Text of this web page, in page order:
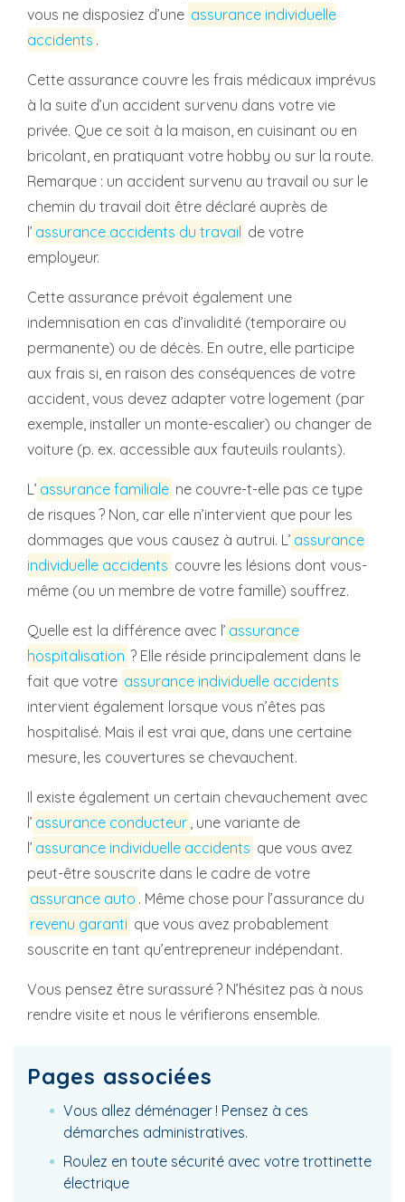
vous ne disposiez d’une assurance individuelle
accidents .
Cette assurance couvre les frais médicaux imprévus
à la suite d’un accident survenu dans votre vie
privée. Que ce soit à la maison, en cuisinant ou en
bricolant, en pratiquant votre hobby ou sur la route.
Remarque : un accident survenu au travail ou sur le
chemin du travail doit être déclaré auprès de
l’ assurance accidents du travail de votre
employeur.
Cette assurance prévoit également une
indemnisation en cas d’invalidité (temporaire ou
permanente) ou de décès. En outre, elle participe
aux frais si, en raison des conséquences de votre
accident, vous devez adapter votre logement (par
exemple, installer un monte-escalier) ou changer de
voiture (p. ex. accessible aux fauteuils roulants).
L’ assurance familiale ne couvre-t-elle pas ce type
de risques ? Non, car elle n’intervient que pour les
dommages que vous causez à autrui. L’ assurance
individuelle accidents couvre les lésions dont vous-
même (ou un membre de votre famille) souffrez.
Quelle est la différence avec l’ assurance
hospitalisation ? Elle réside principalement dans le
fait que votre assurance individuelle accidents
intervient également lorsque vous n’êtes pas
hospitalisé. Mais il est vrai que, dans une certaine
mesure, les couvertures se chevauchent.
Il existe également un certain chevauchement avec
l’ assurance conducteur , une variante de
l’ assurance individuelle accidents que vous avez
peut-être souscrite dans le cadre de votre
assurance auto . Même chose pour l’assurance du
revenu garanti que vous avez probablement
souscrite en tant qu’entrepreneur indépendant.
Vous pensez être surassuré ? N’hésitez pas à nous
rendre visite et nous le vérifierons ensemble.
Pages associées
Vous allez déménager ! Pensez à ces
démarches administratives.
Roulez en toute sécurité avec votre trottinette
électrique